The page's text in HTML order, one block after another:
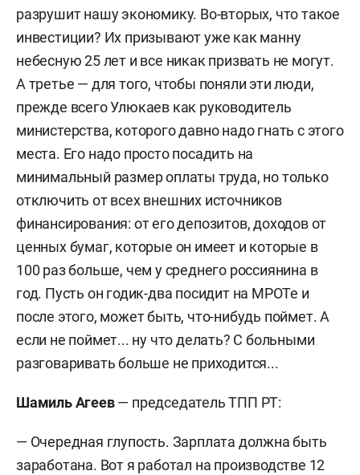
разрушит нашу экономику. Во-вторых, что такое
инвестиции? Их призывают уже как манну
небесную 25 лет и все никак призвать не могут.
А третье — для того, чтобы поняли эти люди,
прежде всего Улюкаев как руководитель
министерства, которого давно надо гнать с этого
места. Его надо просто посадить на
минимальный размер оплаты труда, но только
отключить от всех внешних источников
финансирования: от его депозитов, доходов от
ценных бумаг, которые он имеет и которые в
100 раз больше, чем у среднего россиянина в
год. Пусть он годик-два посидит на МРОТе и
после этого, может быть, что-нибудь поймет. А
если не поймет... ну что делать? С больными
разговаривать больше не приходится...
Шамиль Агеев— председатель ТПП РТ:
— Очередная глупость. Зарплата должна быть
заработана. Вот я работал на производстве 12